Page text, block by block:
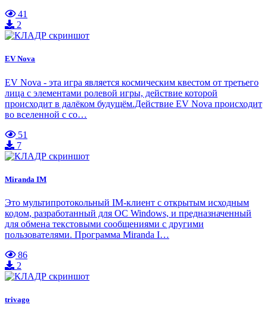
41
2
EV Nova
EV Nova - эта игра является космическим квестом от третьего
лица с элементами ролевой игры, действие которой
происходит в далёком будущём.Действие EV Nova происходит
во вселенной с со…
51
7
Miranda IM
Это мультипротокольный IM-клиент с открытым исходным
кодом, разработанный для ОС Windows, и предназначенный
для обмена текстовыми сообщениями с другими
пользователями. Программа Miranda I…
86
2
trivago